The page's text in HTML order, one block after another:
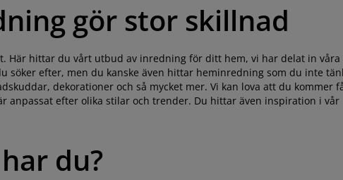
gör stor skillnad
Här hittar du vårt utbud av inredning för ditt hem, vi har delat in våra
söker efter, men du kanske även hittar heminredning som du inte
dekorationer och så mycket mer. Vi kan lova att du kommer
anpassat efter olika stilar och trender. Du hittar även inspiration i vår
du?